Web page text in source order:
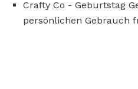
Crafty Co - Geburtstag
persönlichen Gebrauch